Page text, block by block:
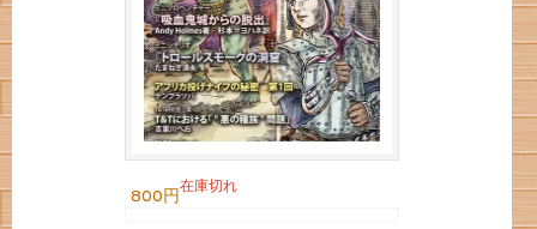
800円在庫切れ